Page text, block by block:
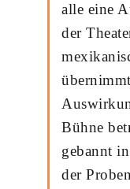
alle eine
der
Bühne
gebannt
der